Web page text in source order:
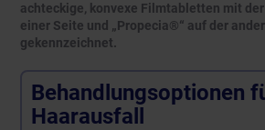
achteckige, konvexe Filmtabletten mit der
einer Seite und „Propecia®“ auf der
gekennzeichnet.
Behandlungsoptionen
Haarausfall